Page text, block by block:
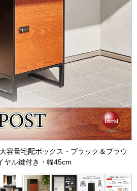
容量宅配ボックス・ブラック＆ブラウ
ヤル鍵付き・幅45cm